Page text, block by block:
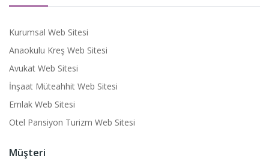
Kurumsal Web Sitesi
Anaokulu Kreş Web Sitesi
Avukat Web Sitesi
İnşaat Müteahhit Web Sitesi
Emlak Web Sitesi
Otel Pansiyon Turizm Web Sitesi
Müşteri